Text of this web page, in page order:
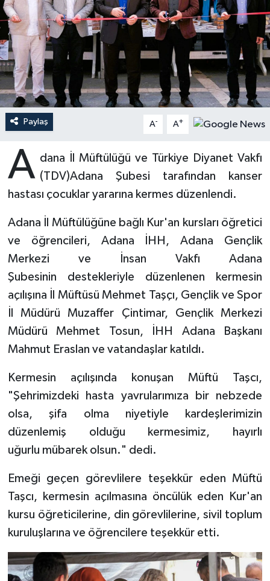
Paylaş A- A+
A dana İl Müftülüğü ve Türkiye Diyanet Vakfı
(TDV)Adana Şubesi tarafından kanser
hastası çocuklar yararına kermes düzenlendi.
Adana İl Müftülüğüne bağlı Kur'an kursları öğretici
ve öğrencileri, Adana İHH, Adana Gençlik
Merkezi ve İnsan Vakfı Adana
Şubesinin destekleriyle düzenlenen kermesin
açılışına İl Müftüsü Mehmet Taşçı, Gençlik ve Spor
İl Müdürü Muzaffer Çintimar, Gençlik Merkezi
Müdürü Mehmet Tosun, İHH Adana Başkanı
Mahmut Eraslan ve vatandaşlar katıldı.
Kermesin açılışında konuşan Müftü Taşcı,
"Şehrimizdeki hasta yavrularımıza bir nebzede
olsa, şifa olma niyetiyle kardeşlerimizin
düzenlemiş olduğu kermesimiz, hayırlı
uğurlu mübarek olsun." dedi.
Emeği geçen görevlilere teşekkür eden Müftü
Taşcı, kermesin açılmasına öncülük eden Kur'an
kursu öğreticilerine, din görevlilerine, sivil toplum
kuruluşlarına ve öğrencilere teşekkür etti.
Ardahan Müftülüğü
Artvin Müftülüğü
Aydın Müftülüğü
Balıkesir Müftülüğü
Batman Müftülüğü
Bilecik Müftülüğü
Bitlis Müftülüğü
Bolu Müftülüğü
Bursa Müftülüğü
Çanakkale Müftülüğü
Çankırı Müftülüğü
Çorum Müftülüğü
Denizli Müftülüğü
Düzce Müftülüğü
Kudüs
Kurban
Mukabele
Peygamberimizin Hayatı
Sahabeler
Hutbeler
DİYANET AKADEMİ
DİYANET GENÇLİK
DİYANET RADYO/TV
Dünya
Kültür-Sanat
Sağlık
Makaleler
Duyurular
Podcast
Bilim, Teknoloji
Biyografiler
Diyanet TV
YAŞAM